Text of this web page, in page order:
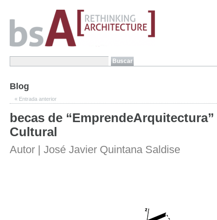
Blog
« Entrada anterior
becas de
Cultural
Autor | José Javier Quintana Saldise